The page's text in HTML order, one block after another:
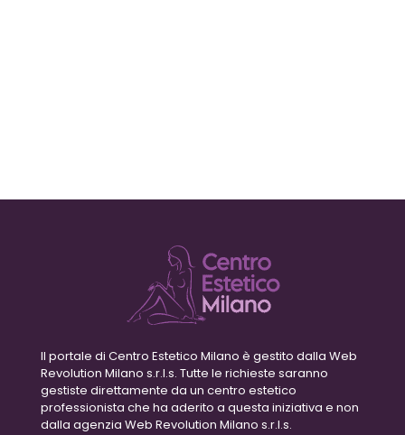
Il portale di Centro Estetico Milano è gestito dalla Web
Revolution Milano s.r.l.s. Tutte le richieste saranno
gestiste direttamente da un centro estetico
professionista che ha aderito a questa iniziativa e non
dalla agenzia Web Revolution Milano s.r.l.s.